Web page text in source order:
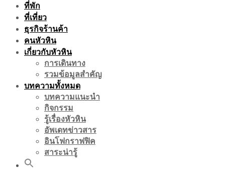
ที่พัก
ที่เที่ยว
ธุรกิจร้านค้า
คนหัวหิน
เกี่ยวกับหัวหิน
การเดินทาง
รวมข้อมูลสำคัญ
บทความทั้งหมด
บทความแนะนำ
กิจกรรม
รู้เรื่องหัวหิน
อัพเดทข่าวสาร
อินโฟกราฟฟิค
สาระน่ารู้